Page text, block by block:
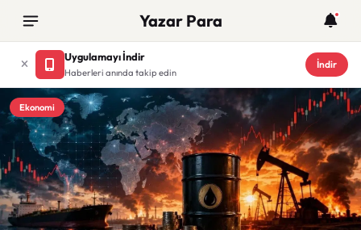
Yazar Para
Uygulamayı İndir
Haberleri anında takip edin
İndir
Ekonomi